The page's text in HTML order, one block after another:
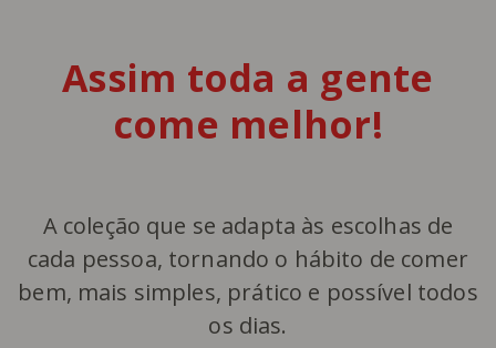
Assim toda a gente
come melhor!
A coleção que se adapta às escolhas de
cada pessoa, tornando o hábito de comer
bem, mais simples, prático e possível todos
os dias.